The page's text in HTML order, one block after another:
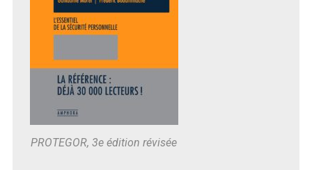
PROTEGOR, 3e édition révisée